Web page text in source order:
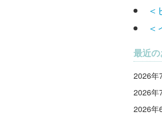
最近
2026年
2026年
2026年